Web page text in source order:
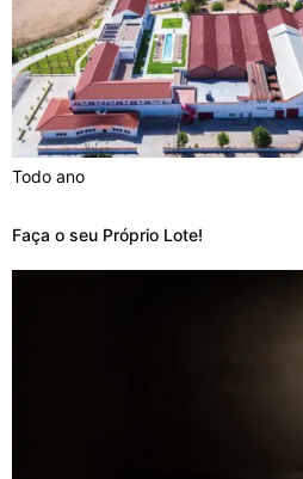
Todo ano
Faça o seu Próprio Lote!